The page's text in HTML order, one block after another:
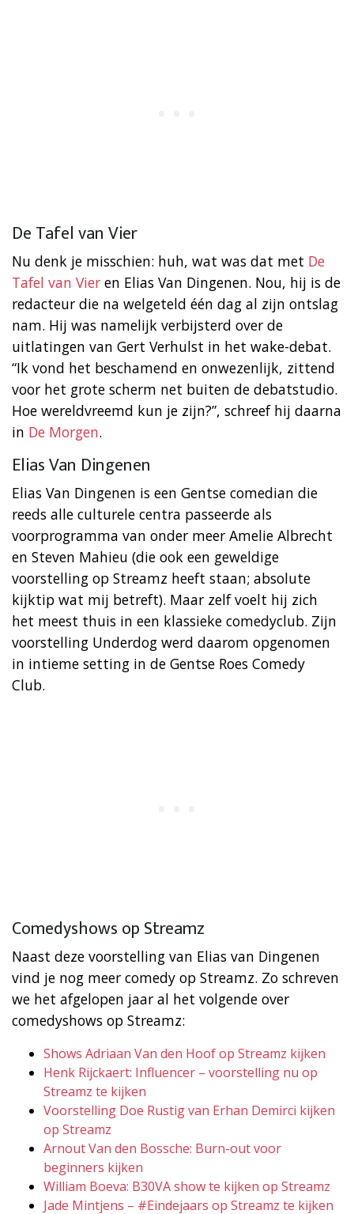
De Tafel van Vier
Nu denk je misschien: huh, wat was dat met De
Tafel van Vier en Elias Van Dingenen. Nou, hij is de
redacteur die na welgeteld één dag al zijn ontslag
nam. Hij was namelijk verbijsterd over de
uitlatingen van Gert Verhulst in het wake-debat.
“Ik vond het beschamend en onwezenlijk, zittend
voor het grote scherm net buiten de debatstudio.
Hoe wereldvreemd kun je zijn?”, schreef hij daarna
in De Morgen.
Elias Van Dingenen
Elias Van Dingenen is een Gentse comedian die
reeds alle culturele centra passeerde als
voorprogramma van onder meer Amelie Albrecht
en Steven Mahieu (die ook een geweldige
voorstelling op Streamz heeft staan; absolute
kijktip wat mij betreft). Maar zelf voelt hij zich
het meest thuis in een klassieke comedyclub. Zijn
voorstelling Underdog werd daarom opgenomen
in intieme setting in de Gentse Roes Comedy
Club.
Comedyshows op Streamz
Naast deze voorstelling van Elias van Dingenen
vind je nog meer comedy op Streamz. Zo schreven
we het afgelopen jaar al het volgende over
comedyshows op Streamz:
Shows Adriaan Van den Hoof op Streamz kijken
Henk Rijckaert: Influencer – voorstelling nu op
Streamz te kijken
Voorstelling Doe Rustig van Erhan Demirci kijken
op Streamz
Arnout Van den Bossche: Burn-out voor
beginners kijken
William Boeva: B30VA show te kijken op Streamz
Jade Mintjens – #Eindejaars op Streamz te kijken